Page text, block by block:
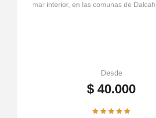
mar interior, en las comunas de
Desde
$ 40.000